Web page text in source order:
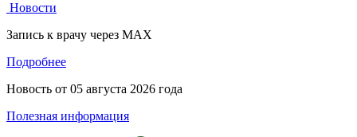
Новости
Запись к врачу через МАХ
Подробнее
Новость от 05 августа 2026 года
Полезная информация